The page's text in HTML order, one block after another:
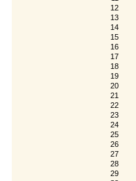
12
13
14
15
16
17
18
19
20
21
22
23
24
25
26
27
28
29